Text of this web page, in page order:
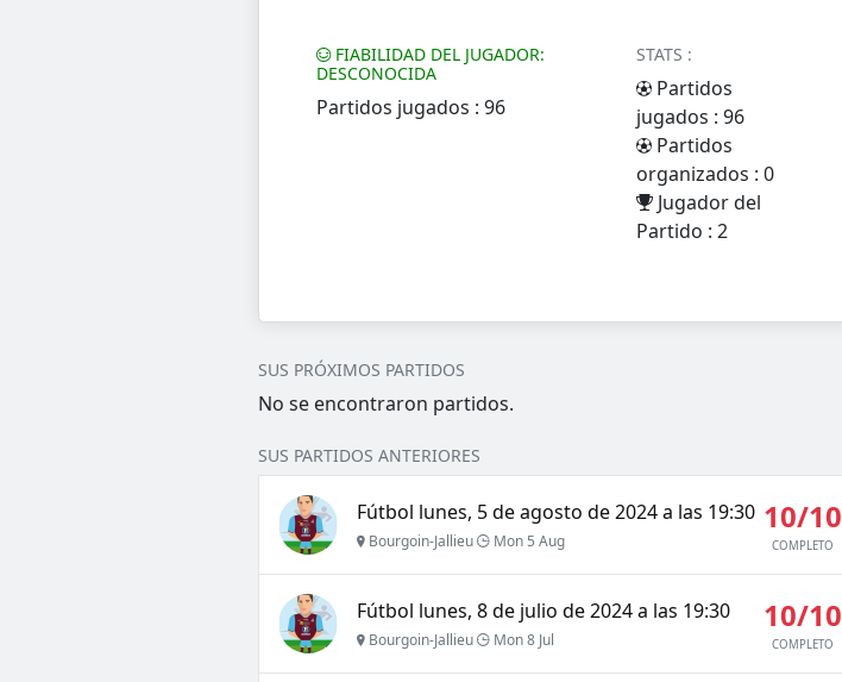
FIABILIDAD DEL JUGADOR:
DESCONOCIDA
Partidos jugados : 96
STATS :
Partidos
jugados : 96
Partidos
organizados : 0
Jugador del
Partido : 2
SUS PRÓXIMOS PARTIDOS
No se encontraron partidos.
SUS PARTIDOS ANTERIORES
Fútbol lunes, 5 de agosto de 2024 a las 19:30
Bourgoin-Jallieu Mon 5 Aug
10/10
COMPLETO
Fútbol lunes, 8 de julio de 2024 a las 19:30
Bourgoin-Jallieu Mon 8 Jul
10/10
COMPLETO